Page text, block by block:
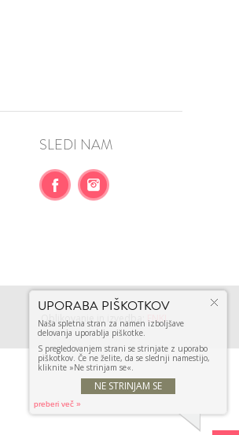
UPORABA PIŠKOTKOV
Naša spletna stran za namen izboljšave
delovanja uporablja piškotke.
S pregledovanjem strani se strinjate z uporabo
piškotkov. Če ne želite, da se slednji namestijo,
kliknite »Ne strinjam se«.
NE STRINJAM SE
preberi več
SLEDI NAM
Oblikovanje in izvedba: ENKI